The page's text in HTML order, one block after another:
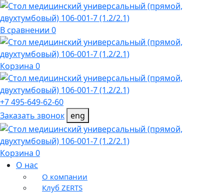
В сравнении 0
Корзина 0
+7 495-649-62-60
Заказать звонок eng
Корзина 0
О нас
О компании
Клуб ZERTS